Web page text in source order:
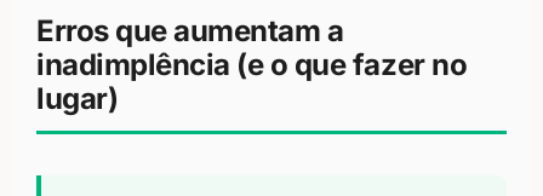
Erros que aumentam a
inadimplência (e o que fazer no
lugar)